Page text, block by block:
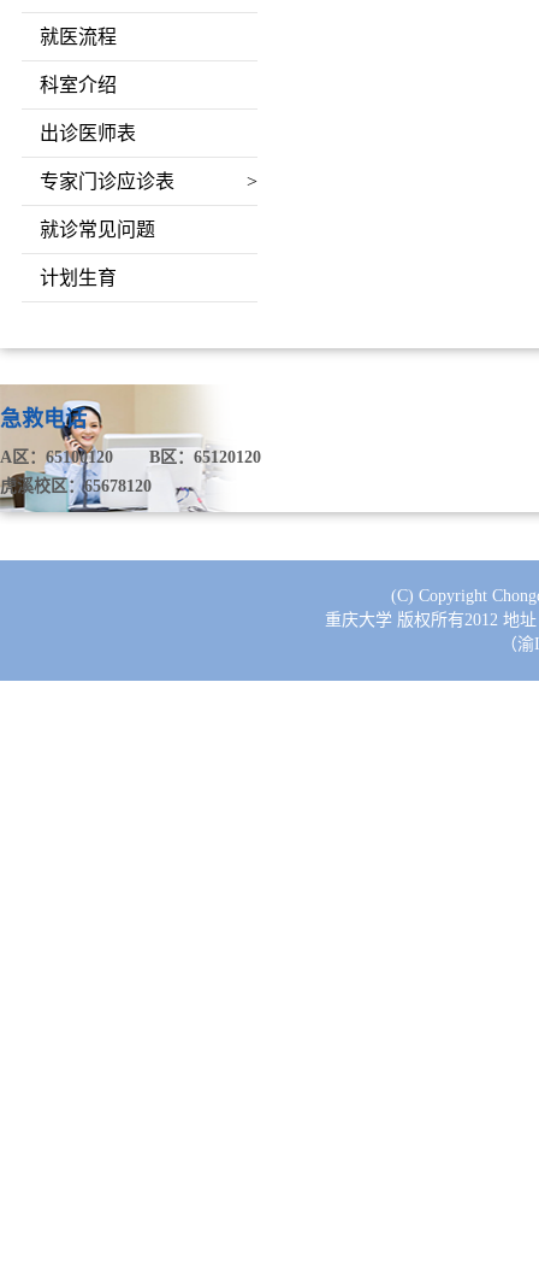
就医流程
科室介绍
出诊医师表
专家门诊应诊表 >
就诊常见问题
计划生育
急救电话
A区：65100120
B区：65120120
虎溪校区：65678120
(C) Copyright
重庆大学 版权所有2012 地
（